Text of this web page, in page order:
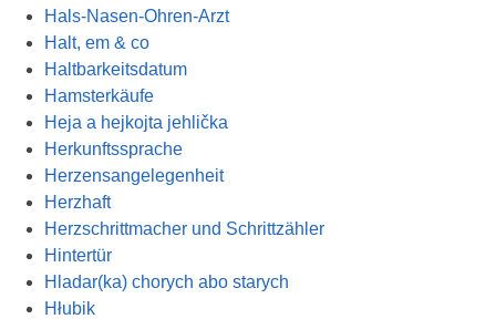
Hals-Nasen-Ohren-Arzt
Halt, em & co
Haltbarkeitsdatum
Hamsterkäufe
Heja a hejkojta jehlička
Herkunftssprache
Herzensangelegenheit
Herzhaft
Herzschrittmacher und Schrittzähler
Hintertür
Hladar(ka) chorych abo starych
Hłubik